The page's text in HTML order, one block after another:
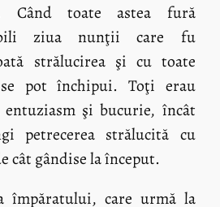
Când toate astea fură
ziua nunţii care fu
strălucirea şi cu toate
pot închipui. Toţi erau
şi bucurie, încât
petrecerea strălucită cu
cât gândise la început.
împăratului, care urmă la